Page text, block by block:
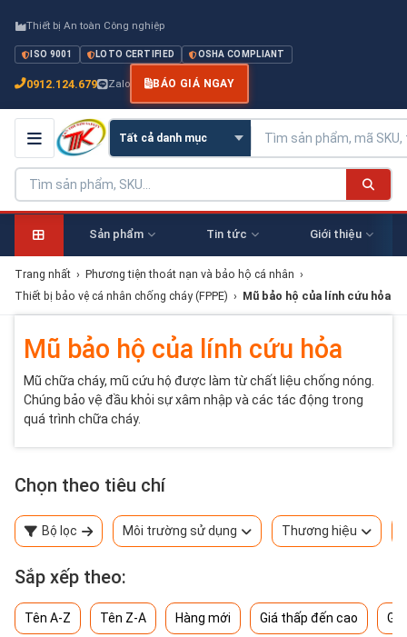
Thiết bị An toàn Công nghiệp
ISO 9001 LOTO CERTIFIED OSHA COMPLIANT
0912.124.679 Zalo BÁO GIÁ NGAY
Sản phẩm Tin tức Giới thiệu
Trang nhất › Phương tiện thoát nạn và bảo hộ cá nhân ›
Thiết bị bảo vệ cá nhân chống cháy (FPPE) › Mũ bảo hộ của lính cứu hỏa
Mũ bảo hộ của lính cứu hỏa
Mũ chữa cháy, mũ cứu hộ được làm từ chất liệu chống nóng.
Chúng bảo vệ đầu khỏi sự xâm nhập và các tác động trong
quá trình chữa cháy.
Chọn theo tiêu chí
Bộ lọc Môi trường sử dụng Thương hiệu
Sắp xếp theo:
Tên A-Z Tên Z-A Hàng mới Giá thấp đến cao